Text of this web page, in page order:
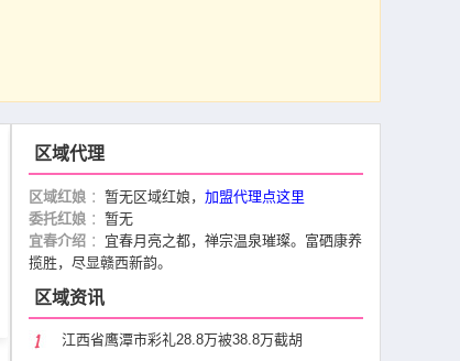
区域代理
区域红娘 ： 暂无区域红娘， 加盟代理点这里
委托红娘 ： 暂无
宜春介绍 ： 宜春月亮之都，禅宗温泉璀璨。富硒康养
揽胜，尽显赣西新韵。
区域资讯
江西省鹰潭市彩礼28.8万被38.8万截胡